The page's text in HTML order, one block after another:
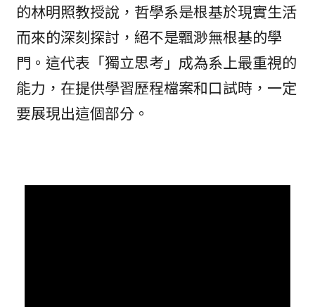
的林明照教授說，哲學系是根基於現實生活
而來的深刻探討，絕不是飄渺無根基的學
門。這代表「獨立思考」成為系上最重視的
能力，在提供學習歷程檔案和口試時，一定
要展現出這個部分。